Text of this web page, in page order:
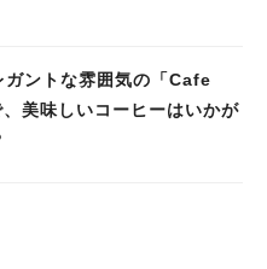
ガントな雰囲気の「Cafe